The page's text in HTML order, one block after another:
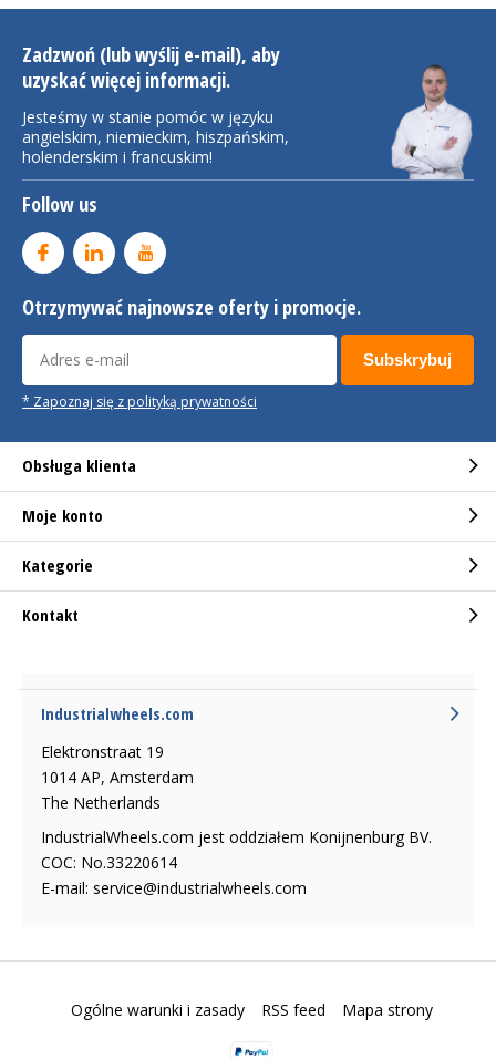
Zadzwoń (lub wyślij e-mail), aby
uzyskać więcej informacji.
Jesteśmy w stanie pomóc w języku
angielskim, niemieckim, hiszpańskim,
holenderskim i francuskim!
Follow us
Otrzymywać najnowsze oferty i promocje.
Subskrybuj
* Zapoznaj się z polityką prywatności
Obsługa klienta
Moje konto
Kategorie
Kontakt
Industrialwheels.com
Elektronstraat 19
1014 AP, Amsterdam
The Netherlands
IndustrialWheels.com jest oddziałem Konijnenburg BV.
COC: No.33220614
E-mail: service@industrialwheels.com
Ogólne warunki i zasady RSS feed Mapa strony